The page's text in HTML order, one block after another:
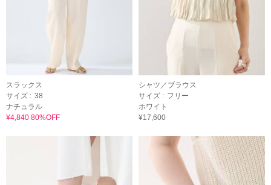
スラックス
サイズ : 38
ナチュラル
¥4,840 80%OFF
シャツ／ブラウス
サイズ : フリー
ホワイト
¥17,600